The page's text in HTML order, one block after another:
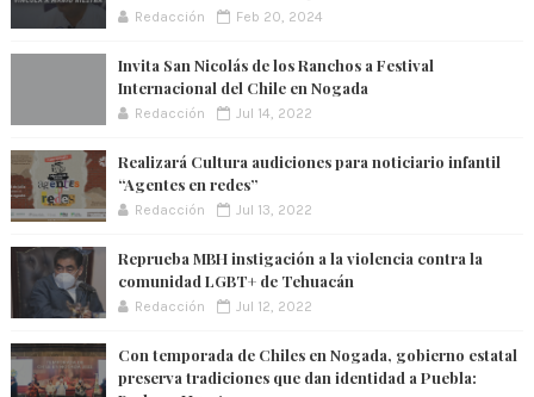
Redacción Feb 20, 2024
Invita San Nicolás de los Ranchos a Festival
Internacional del Chile en Nogada
Redacción Jul 14, 2022
Realizará Cultura audiciones para noticiario infantil
“Agentes en redes”
Redacción Jul 13, 2022
Reprueba MBH instigación a la violencia contra la
comunidad LGBT+ de Tehuacán
Redacción Jul 12, 2022
Con temporada de Chiles en Nogada, gobierno estatal
preserva tradiciones que dan identidad a Puebla: